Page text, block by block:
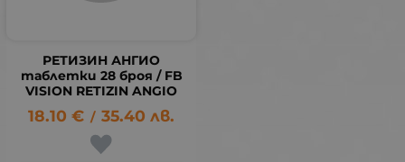
РЕТИЗИН АНГИО
таблетки 28 броя / FB
VISION RETIZIN ANGIO
18.10 € / 35.40 лв.